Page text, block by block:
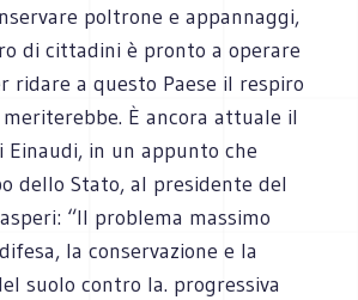
poltrone e appannaggi,
di cittadini è pronto a operare
ridare a questo Paese il respiro
È ancora attuale il
Einaudi, in un appunto che
dello Stato, al presidente del
“Il problema massimo
la conservazione e la
suolo contro la. progressiva